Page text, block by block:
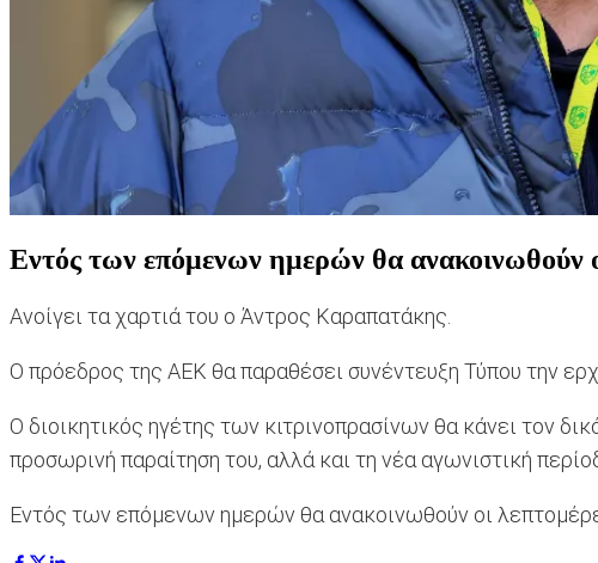
Εντός των επόμενων ημερών θα ανακοινωθούν
Ανοίγει τα χαρτιά του ο Άντρος Καραπατάκης.
Ο πρόεδρος της ΑΕΚ θα παραθέσει συνέντευξη Τύπου την
Ο διοικητικός ηγέτης των κιτρινοπρασίνων θα κάνει τον
προσωρινή παραίτηση του, αλλά και τη νέα αγωνιστική
Εντός των επόμενων ημερών θα ανακοινωθούν οι